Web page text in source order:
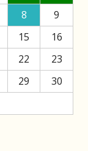
8
9
15
16
22
23
29
30